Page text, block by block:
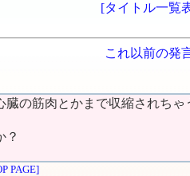
[タイトル一覧
これ以前の発
臓の筋肉とかまで収縮されち
？
PAGE]